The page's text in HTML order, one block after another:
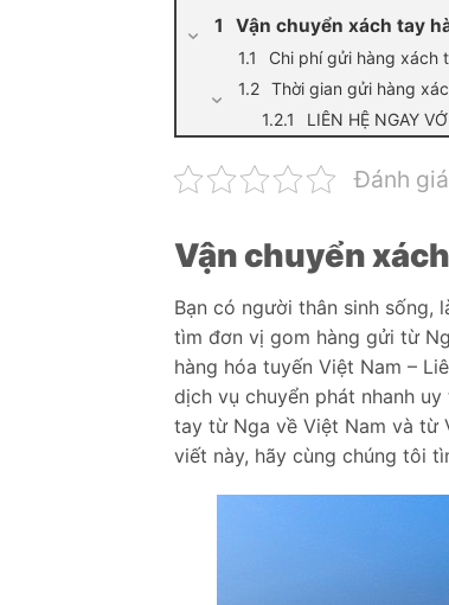
Vận chuyển xách tay
Chi phí gửi hàng xách
Thời gian gửi hàng
LIÊN HỆ NGAY
Đánh
Vận chuyển
Bạn có người thân sinh sống,
tìm đơn vị gom hàng gửi từ
hàng hóa tuyến Việt Nam –
dịch vụ chuyển phát nhanh
tay từ Nga về Việt Nam và từ
viết này, hãy cùng chúng tôi